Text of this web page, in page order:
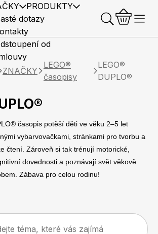
PRODUKTY
dotazy
od
ZNAČKY
LEGO®
časopisy
LEGO®
DUPLO®
časopis potěší děti ve věku 2–5 let
vybarvovačkami, stránkami pro tvorbu a
čtení. Zároveň si tak trénují motorické,
dovednosti a poznávají svět věkově
Zábava pro celou rodinu!